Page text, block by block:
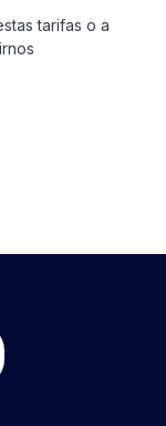
tarifas o a